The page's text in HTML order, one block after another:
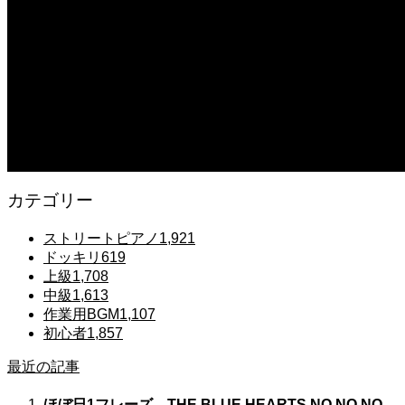
カテゴリー
ストリートピアノ 1,921
ドッキリ 619
上級1,708
中級1,613
作業用BGM1,107
初心者1,857
最近の記事